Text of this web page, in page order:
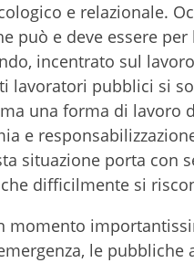
e relazionale.
può e deve essere
incentrato sul
lavoratori pubblici si
ma una forma di
e
situazione porta con
difficilmente si
momento
le